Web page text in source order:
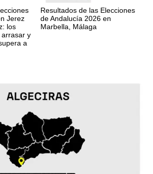
Jerez
los
arrasar y
a
Resultados de las Elecciones
de Andalucía 2026 en
Marbella, Málaga